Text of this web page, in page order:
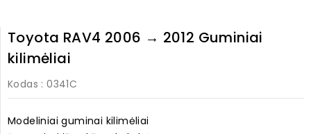
Toyota RAV4 2006 → 2012 Guminiai
kilimėliai
Kodas : 0341C
Modeliniai guminai kilimėliai